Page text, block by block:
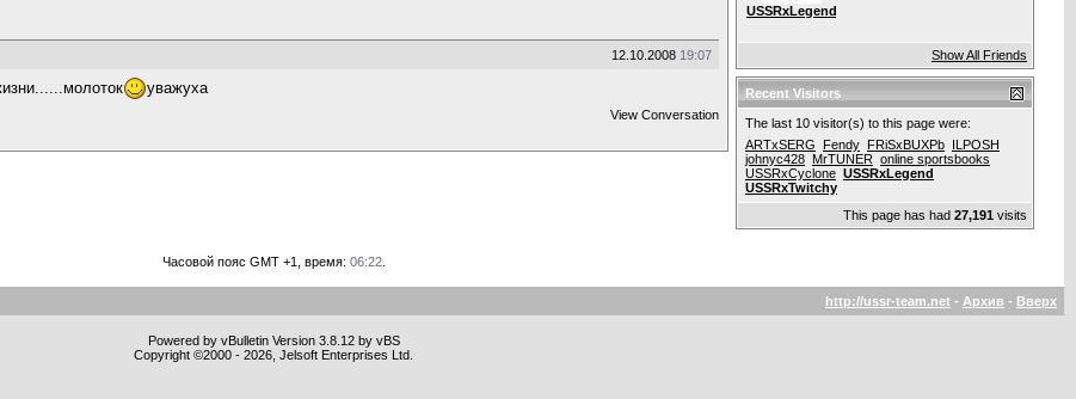
12.10.2008 19:07
уважуха
View Conversation
USSRxLegend
Show All Friends
Recent Visitors
The last 10 visitor(s) to this page were:
ARTxSERG
Fendy FRiSxBUXPb ILPOSH
johnyc428 MrTUNER online sportsbooks
USSRxCyclone USSRxLegend
USSRxTwitchy
This page has had 27,191 visits
Часовой пояс GMT +1, время: 06:22.
http://ussr-team.net - Архив - Вверх
Powered by vBulletin Version 3.8.12 by vBS
Copyright ©2000 - 2026, Jelsoft Enterprises Ltd.